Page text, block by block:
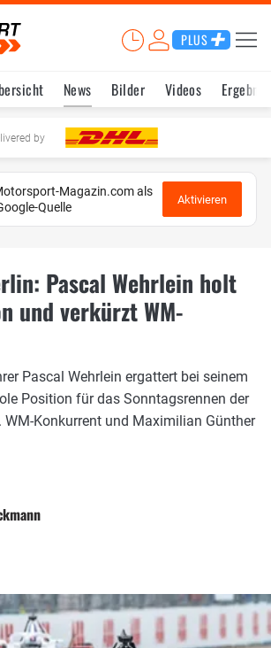
PLUS
News Bilder Videos
by
Magazin.com als
Quelle
Aktivieren
Pascal Wehrlein holt
und verkürzt WM-
Pascal Wehrlein ergattert bei seinem
Position für das Sonntagsrennen der
WM-Konkurrent und Maximilian Günther